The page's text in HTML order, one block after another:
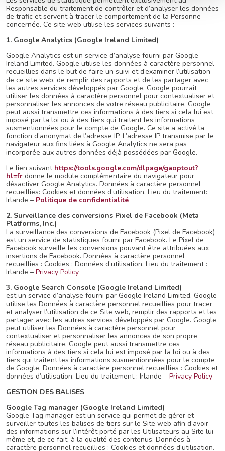
Responsable du traitement de contrôler et d’analyser les données
de trafic et servent à tracer le comportement de la Personne
concernée. Ce site web utilise les services suivants :
1. Google Analytics (Google Ireland Limited)
Google Analytics est un service d’analyse fourni par Google
Ireland Limited. Google utilise les données à caractère personnel
recueillies dans le but de faire un suivi et d’examiner l’utilisation
de ce site web, de remplir des rapports et de les partager avec
les autres services développés par Google. Google pourrait
utiliser les données à caractère personnel pour contextualiser et
personnaliser les annonces de votre réseau publicitaire. Google
peut aussi transmettre ces informations à des tiers si cela lui est
imposé par la loi ou à des tiers qui traitent les informations
susmentionnées pour le compte de Google. Ce site a activé la
fonction d’anonymat de l’adresse IP. L’adresse IP transmise par le
navigateur aux fins liées à Google Analytics ne sera pas
incorporée aux autres données déjà possédées par Google.
Le lien suivant https://tools.google.com/dlpage/gaoptout?
hl=fr donne le module complémentaire du navigateur pour
désactiver Google Analytics. Données à caractère personnel
recueillies: Cookies et données d’utilisation. Lieu du traitement:
Irlande – Politique de confidentialité
2. Surveillance des conversions Pixel de Facebook (Meta
Platforms, Inc.)
La surveillance des conversions de Facebook (Pixel de Facebook)
est un service de statistiques fourni par Facebook. Le Pixel de
Facebook surveille les conversions pouvant être attribuées aux
insertions de Facebook. Données à caractère personnel
recueillies : Cookies ; Données d’utilisation. Lieu du traitement :
Irlande – Privacy Policy
3. Google Search Console (Google Ireland Limited)
est un service d’analyse fourni par Google Ireland Limited. Google
utilise les Données à caractère personnel recueillies pour tracer
et analyser l’utilisation de ce Site web, remplir des rapports et les
partager avec les autres services développés par Google. Google
peut utiliser les Données à caractère personnel pour
contextualiser et personnaliser les annonces de son propre
réseau publicitaire. Google peut aussi transmettre ces
informations à des tiers si cela lui est imposé par la loi ou à des
tiers qui traitent les informations susmentionnées pour le compte
de Google. Données à caractère personnel recueillies : Cookies et
données d’utilisation. Lieu du traitement : Irlande – Privacy Policy
GESTION DES BALISES
Google Tag manager (Google Ireland Limited)
Google Tag manager est un service qui permet de gérer et
surveiller toutes les balises de tiers sur le Site web afin d’avoir
des informations sur l’intérêt porté par les Utilisateurs au Site lui-
même et, de ce fait, à la qualité des contenus. Données à
caractère personnel recueillies : Cookies et données d’utilisation.